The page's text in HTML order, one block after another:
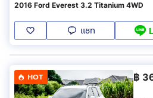
2016 Ford Everest 3.2 Titanium 4WD
แชท
HOT ฿